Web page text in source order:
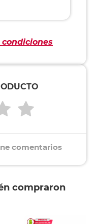
comentarios
compraron